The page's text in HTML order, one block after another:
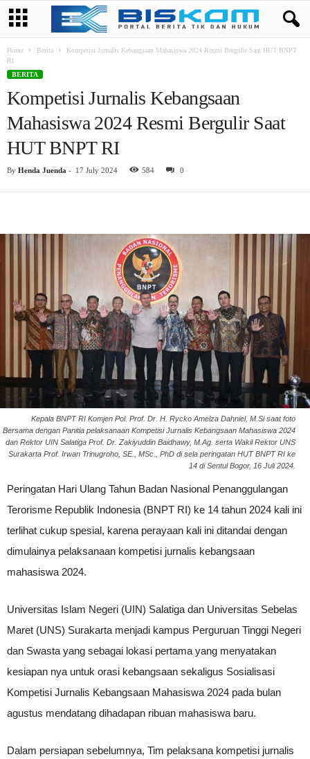
Home Berita
Kompetisi Jurnalis Kebangsaan Mahasiswa 2024 Resmi Bergulir Saat HUT BNPT
RI
BERITA
Kompetisi Jurnalis Kebangsaan
Mahasiswa 2024 Resmi Bergulir Saat
HUT BNPT RI
By Henda Juenda - 17 July 2024 584 0
Kepala BNPT RI Komjen Pol. Prof. Dr. H. Rycko Amelza Dahniel, M.Si saat foto
Bersama dengan Panitia pelaksanaan Kompetisi Jurnalis Kebangsaan Mahasiswa 2024
dan Rektor UIN Salatiga Prof. Dr. Zakiyuddin Baidhawy, M.Ag. serta Wakil Rektor UNS
Surakarta Prof. Irwan Trinugroho, SE., MSc., PhD di sela peringatan HUT BNPT RI ke
14 di Sentul Bogor, 16 Juli 2024.
Peringatan Hari Ulang Tahun Badan Nasional Penanggulangan
Terorisme Republik Indonesia (BNPT RI) ke 14 tahun 2024 kali ini
terlihat cukup spesial, karena perayaan kali ini ditandai dengan
dimulainya pelaksanaan kompetisi jurnalis kebangsaan
mahasiswa 2024.
Universitas Islam Negeri (UIN) Salatiga dan Universitas Sebelas
Maret (UNS) Surakarta menjadi kampus Perguruan Tinggi Negeri
dan Swasta yang sebagai lokasi pertama yang menyatakan
kesiapan nya untuk orasi kebangsaan sekaligus Sosialisasi
Kompetisi Jurnalis Kebangsaan Mahasiswa 2024 pada bulan
agustus mendatang dihadapan ribuan mahasiswa baru.
Dalam persiapan sebelumnya, Tim pelaksana kompetisi jurnalis